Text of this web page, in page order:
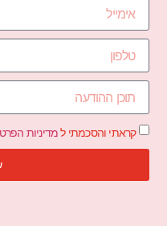
קראתי והסכמתי למדיניות